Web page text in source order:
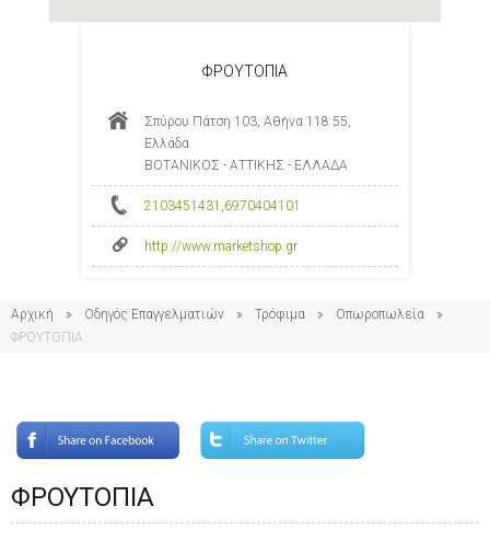
ΦΡΟΥΤΟΠΙΑ
Σπύρου Πάτση 103, Αθήνα 118 55,
Ελλάδα
ΒΟΤΑΝΙΚΟΣ - ΑΤΤΙΚΗΣ - ΕΛΛΑΔΑ
2103451431 ,6970404101
http://www.marketshop.gr
Αρχική Οδηγός Επαγγελματιών Τρόφιμα
Οπωροπωλεία
ΦΡΟΥΤΟΠΙΑ
ΦΡΟΥΤΟΠΙΑ